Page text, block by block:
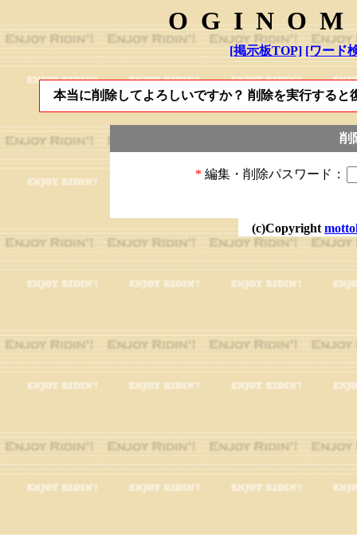
[掲示板TOP] [ワード
本当に削除してよろしいですか？ 削除を実行する
削
* 編集・削除パスワード：
(c)Copyright